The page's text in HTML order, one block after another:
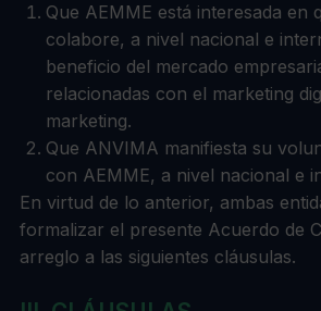
Que AEMME está interesada en
colabore, a nivel nacional e
beneficio del mercado
relacionadas con el marketing
marketing.
Que ANVIMA manifiesta su
con AEMME, a nivel nacional e
En virtud de lo anterior, ambas
formalizar el presente Acuerdo de
arreglo a las siguientes cláusulas.